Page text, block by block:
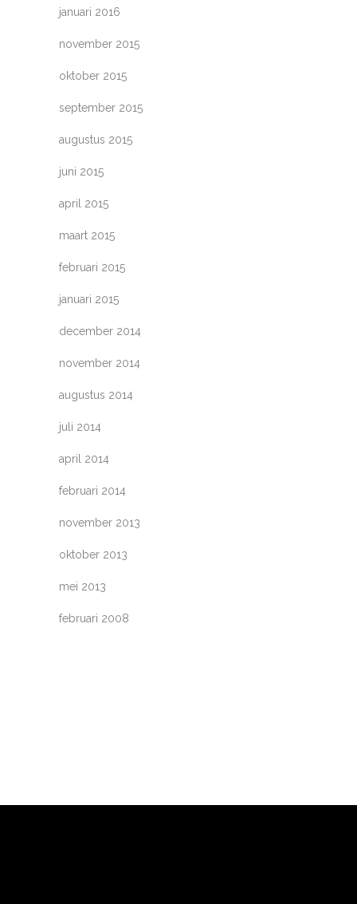
januari 2016
november 2015
oktober 2015
september 2015
augustus 2015
juni 2015
april 2015
maart 2015
februari 2015
januari 2015
december 2014
november 2014
augustus 2014
juli 2014
april 2014
februari 2014
november 2013
oktober 2013
mei 2013
februari 2008